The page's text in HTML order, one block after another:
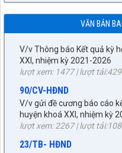
giao đất có thu tiền sử
quyền sử dụng đất năm
lượt xem: 267 | lượt tải:247
92/QĐ-BNG
Về việc công bố danh mục
hiệu lực toàn bộ và văn
năm 2025
lượt xem: 331 | lượt tải:124
56/QĐ-UBND
Hội đồng nhân dân, Ủy ban
VĂN BẢN
89/TB-HĐND
V/v Thông báo Kết quả kỳ
lượt xem: 1477 | lượt tải:429
90/CV-HĐND
huyện khoá XXI, nhiệm kỳ
lượt xem: 2267 | lượt
23/TB- HĐND
huyện.